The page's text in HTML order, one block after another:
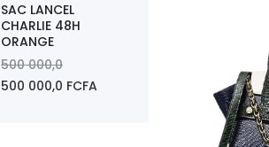
SAC LANCEL
CHARLIE 48H
ORANGE
500 000,0
500 000,0 FCFA